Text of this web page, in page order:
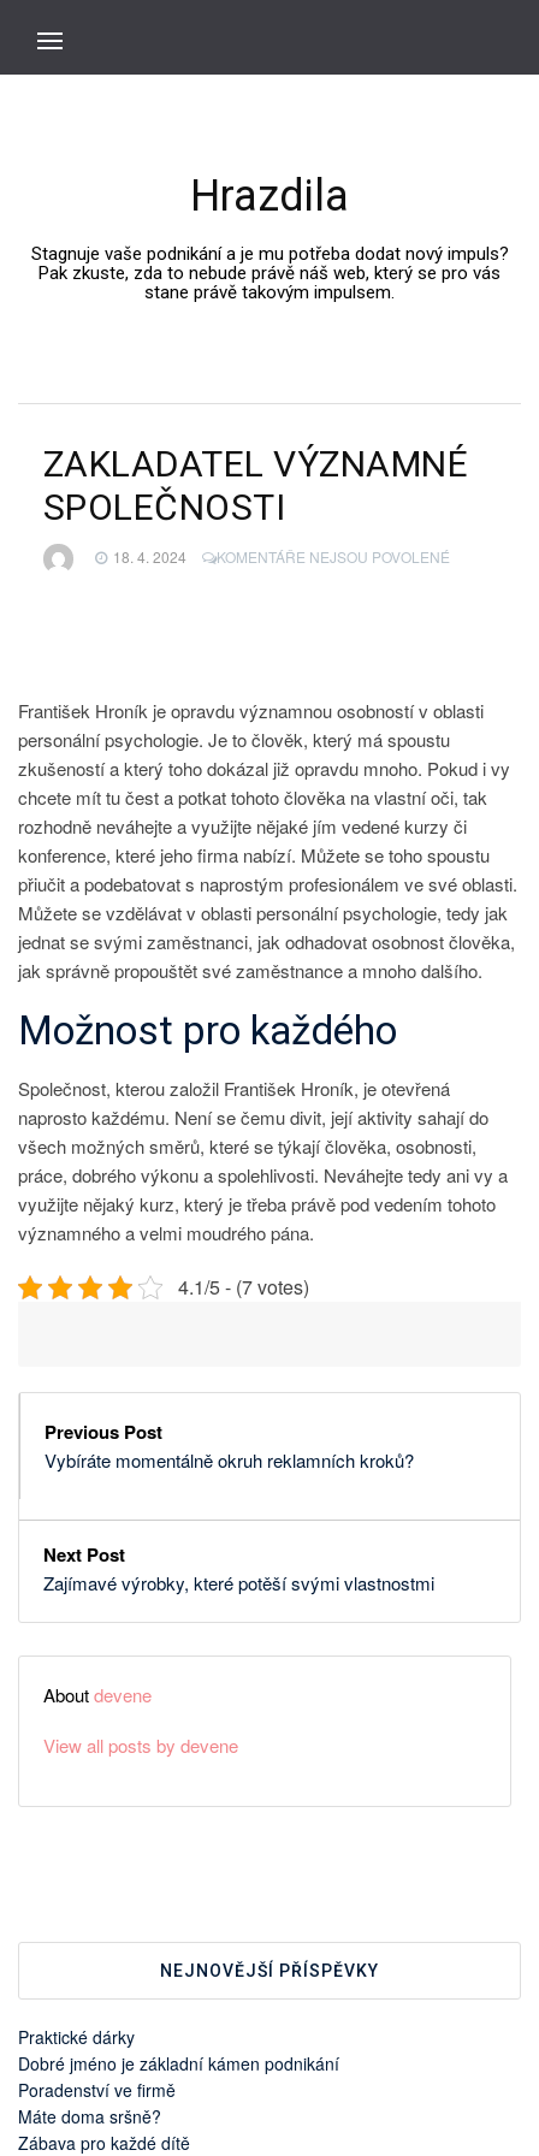
Hrazdila
Stagnuje vaše podnikání a je mu potřeba dodat nový impuls?
Pak zkuste, zda to nebude právě náš web, který se pro vás
stane právě takovým impulsem.
ZAKLADATEL VÝZNAMNÉ
SPOLEČNOSTI
18. 4. 2024 KOMENTÁŘE NEJSOU POVOLENÉU
František Hroník je opravdu významnou osobností v oblasti
personální psychologie. Je to člověk, který má spoustu
zkušeností a který toho dokázal již opravdu mnoho. Pokud i vy
chcete mít tu čest a potkat tohoto člověka na vlastní oči, tak
rozhodně neváhejte a využijte nějaké jím vedené kurzy či
konference, které jeho firma nabízí. Můžete se toho spoustu
přiučit a podebatovat s naprostým profesionálem ve své oblasti.
Můžete se vzdělávat v oblasti personální psychologie, tedy jak
jednat se svými zaměstnanci, jak odhadovat osobnost člověka,
jak správně propouštět své zaměstnance a mnoho dalšího.
Možnost pro každého
Společnost, kterou založil František Hroník, je otevřená
naprosto každému. Není se čemu divit, její aktivity sahají do
všech možných směrů, které se týkají člověka, osobnosti,
práce, dobrého výkonu a spolehlivosti. Neváhejte tedy ani vy a
využijte nějaký kurz, který je třeba právě pod vedením tohoto
významného a velmi moudrého pána.
4.1/5 - (7 votes)
Previous Post
Vybíráte momentálně okruh reklamních kroků?
Next Post
Zajímavé výrobky, které potěší svými vlastnostmi
Aboutdevene
View all posts by devene
NEJNOVĚJŠÍ PŘÍSPĚVKY
Praktické dárky
Dobré jméno je základní kámen podnikání
Poradenství ve firmě
Máte doma sršně?
Zábava pro každé dítě